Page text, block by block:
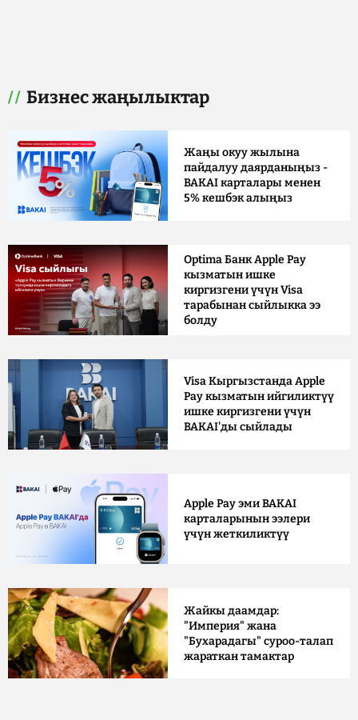
Бизнес жаңылыктар
Жаңы окуу жылына
пайдалуу даярданыңыз -
BAKAI карталары менен
5% кешбэк алыңыз
Optima Банк Apple Pay
кызматын ишке
киргизгени үчүн Visa
тарабынан сыйлыкка ээ
болду
Visa Кыргызстанда Apple
Pay кызматын ийгиликтүү
ишке киргизгени үчүн
BAKAI'ды сыйлады
Apple Pay эми BAKAI
карталарынын ээлери
үчүн жеткиликтүү
Жайкы даамдар:
"Империя" жана
"Бухарадагы" суроо-талап
жараткан тамактар